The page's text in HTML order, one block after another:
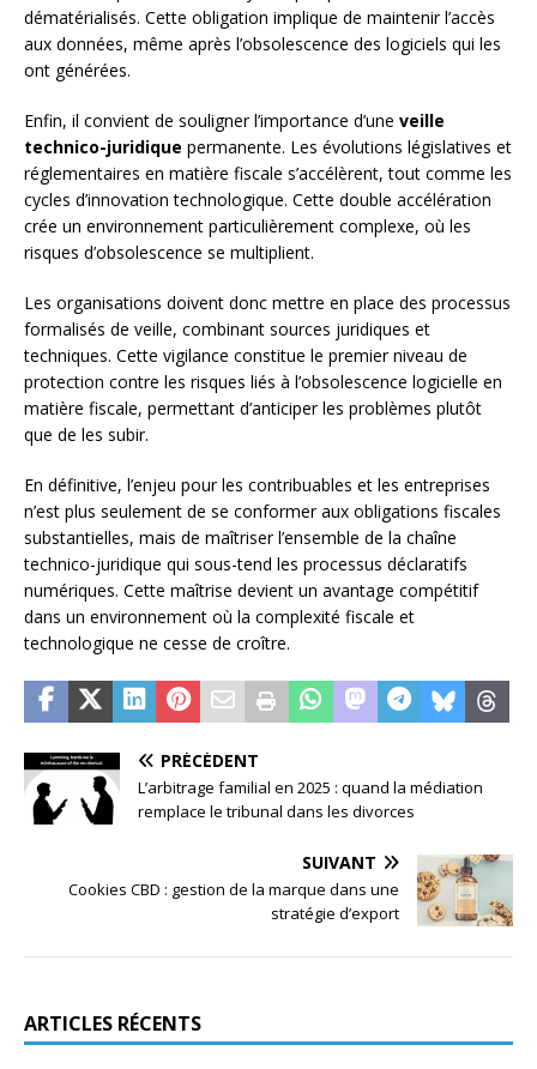
dématérialisés. Cette obligation implique de maintenir l’accès
aux données, même après l’obsolescence des logiciels qui les
ont générées.
Enfin, il convient de souligner l’importance d’une veille
technico-juridique permanente. Les évolutions législatives et
réglementaires en matière fiscale s’accélèrent, tout comme les
cycles d’innovation technologique. Cette double accélération
crée un environnement particulièrement complexe, où les
risques d’obsolescence se multiplient.
Les organisations doivent donc mettre en place des processus
formalisés de veille, combinant sources juridiques et
techniques. Cette vigilance constitue le premier niveau de
protection contre les risques liés à l’obsolescence logicielle en
matière fiscale, permettant d’anticiper les problèmes plutôt
que de les subir.
En définitive, l’enjeu pour les contribuables et les entreprises
n’est plus seulement de se conformer aux obligations fiscales
substantielles, mais de maîtriser l’ensemble de la chaîne
technico-juridique qui sous-tend les processus déclaratifs
numériques. Cette maîtrise devient un avantage compétitif
dans un environnement où la complexité fiscale et
technologique ne cesse de croître.
PRÉCÉDENT
L’arbitrage familial en 2025 : quand la médiation
remplace le tribunal dans les divorces
SUIVANT
Cookies CBD : gestion de la marque dans une
stratégie d’export
ARTICLES RÉCENTS